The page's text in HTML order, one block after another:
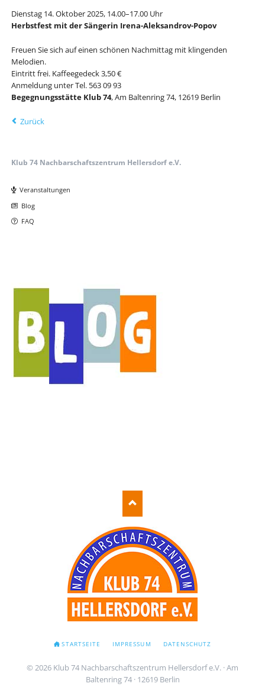
Dienstag 14. Oktober 2025, 14.00–17.00 Uhr
Herbstfest mit der Sängerin Irena-Aleksandrov-Popov
Freuen Sie sich auf einen schönen Nachmittag mit klingenden
Melodien.
Eintritt frei. Kaffeegedeck 3,50 €
Anmeldung unter Tel. 563 09 93
Begegnungsstätte Klub 74, Am Baltenring 74, 12619 Berlin
Zurück
Klub 74 Nachbarschaftszentrum Hellersdorf e.V.
überspringen
Veranstaltungen
Blog
FAQ
STARTSEITE IMPRESSUM DATENSCHUTZ
© 2026 Klub 74 Nachbarschaftszentrum Hellersdorf e.V. · Am
Baltenring 74 · 12619 Berlin